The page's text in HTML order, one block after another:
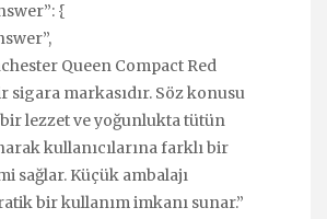
{
Queen Compact Red
sigara markasıdır. Söz konusu
lezzet ve yoğunlukta tütün
kullanıcılarına farklı bir
sağlar. Küçük ambalajı
bir kullanım imkanı sunar.”